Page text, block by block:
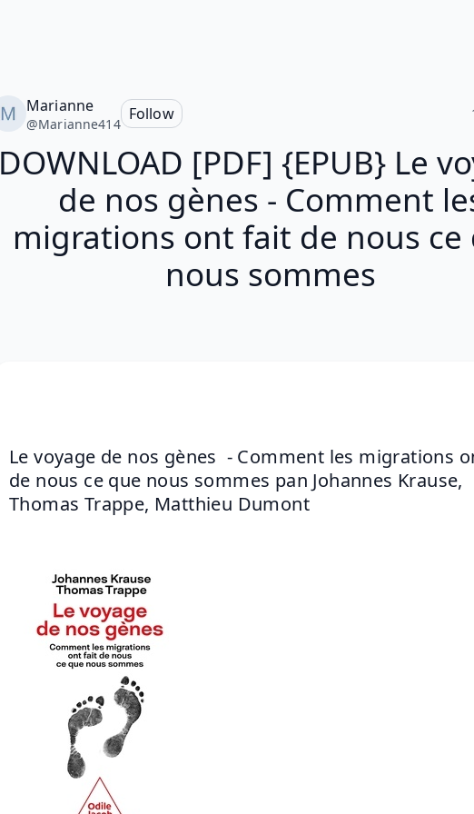
Marianne
@Marianne414
Follow
DOWNLOAD [PDF] {EPUB} Le
de nos gènes - Comment
migrations ont fait de nous ce
nous sommes
Le voyage de nos gènes  - Comment les migrations
de nous ce que nous sommes pan Johannes Krause,
Thomas Trappe, Matthieu Dumont